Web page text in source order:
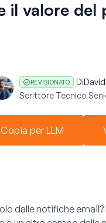
il valore
REVISIONATO Di
Scrittore Tecnico
Copia per LLM
dalle notifiche